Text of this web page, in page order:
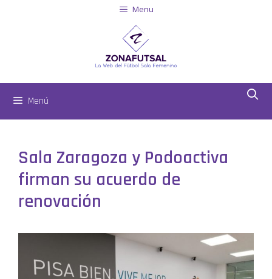
Menu
Menú
Sala Zaragoza y Podoactiva
firman su acuerdo de
renovación